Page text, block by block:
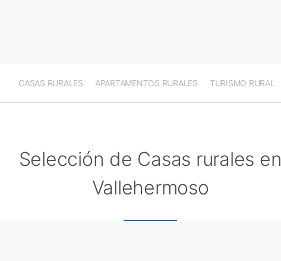
CASAS RURALES APARTAMENTOS RURALES TURISMO RURAL
Selección de Casas rurales en
Vallehermoso